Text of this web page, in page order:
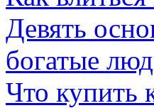
Девять
богатые
Что купить